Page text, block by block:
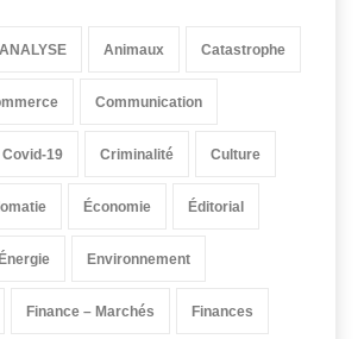
ANALYSE Animaux Catastrophe
Communication
Covid-19 Criminalité Culture
Économie Éditorial
Énergie Environnement
Finance – Marchés Finances